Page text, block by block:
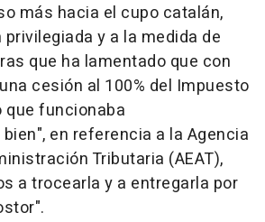
más hacia el cupo catalán,
y a la medida de
que ha lamentado que con
cesión al 100% del Impuesto
que funcionaba
en referencia a la Agencia
Tributaria (AEAT),
a trocearla y a entregarla por